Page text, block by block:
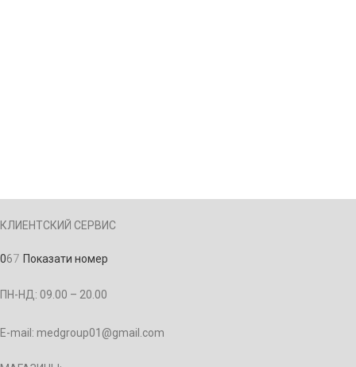
КЛИЕНТСКИЙ СЕРВИС
067 Показати номер
ПН-НД: 09.00 – 20.00
E-mail: medgroup01@gmail.com